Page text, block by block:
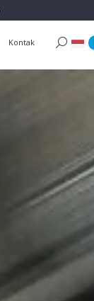
Kontak